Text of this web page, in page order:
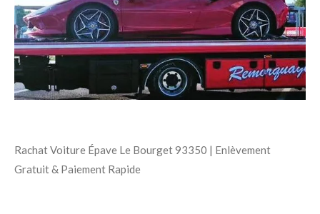
Rachat Voiture Épave Le Bourget 93350 | Enlèvement
Gratuit & Paiement Rapide